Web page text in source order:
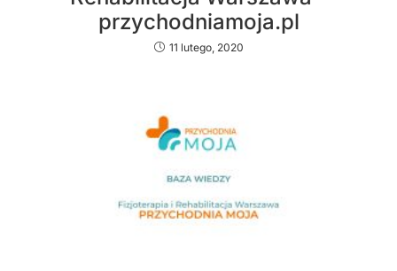
przychodniamoja.pl
11 lutego, 2020